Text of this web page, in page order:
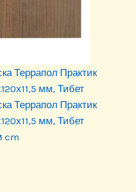
Террапол Практик
мм, Тибет
Террапол Практик
мм, Тибет
cm